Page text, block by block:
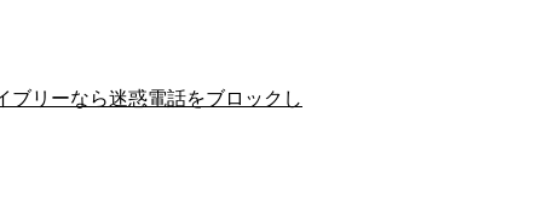
ブリーなら迷惑電話をブロックし